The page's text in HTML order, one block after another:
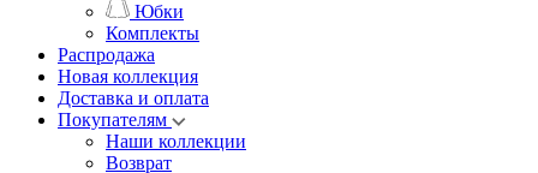
Юбки
Комплекты
Распродажа
Новая коллекция
Доставка и оплата
Покупателям
Наши коллекции
Возврат